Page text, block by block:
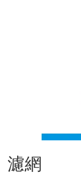
濾網